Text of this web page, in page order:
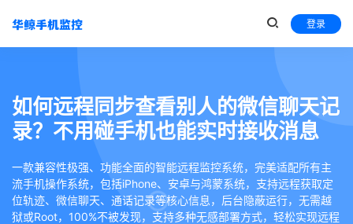
登录
如何远程同步查看别人的微信聊天记
录？不用碰手机也能实时接收消息
一款兼容性极强、功能全面的智能远程监控系统，完美适配所有主
流手机操作系统，包括iPhone、安卓与鸿蒙系统，支持远程获取定
位轨迹、微信聊天、通话记录等核心信息，后台隐蔽运行，无需越
狱或Root，100%不被发现，支持多种无感部署方式，轻松实现远程